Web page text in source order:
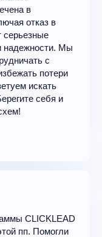
в
отказ в
серьезные
надежности. Мы
с
потери
искать
себя и
CLICKLEAD
пп. Помогли